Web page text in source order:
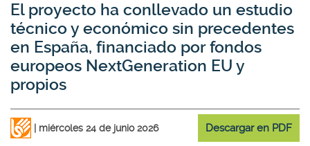
El proyecto ha conllevado un estudio
técnico y económico sin precedentes
en España, financiado por fondos
europeos NextGeneration EU y
propios
miércoles 24 de junio 2026 Descargar en PDF